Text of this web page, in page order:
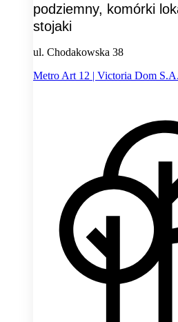
podziemny, komórki
stojaki
ul. Chodakowska 38
Metro Art 12 | Victoria Dom S.A.